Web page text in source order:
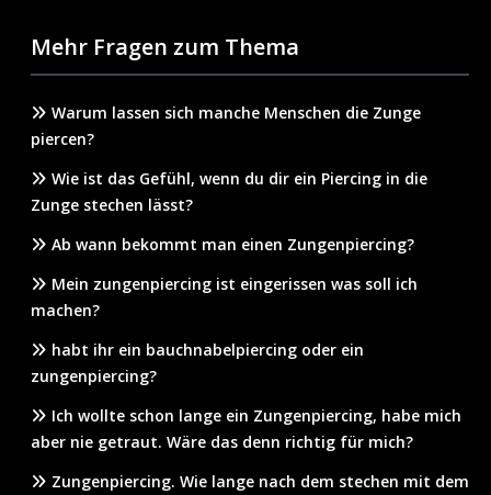
Mehr Fragen zum Thema
Warum lassen sich manche Menschen die Zunge
piercen?
Wie ist das Gefühl, wenn du dir ein Piercing in die
Zunge stechen lässt?
Ab wann bekommt man einen Zungenpiercing?
Mein zungenpiercing ist eingerissen was soll ich
machen?
habt ihr ein bauchnabelpiercing oder ein
zungenpiercing?
Ich wollte schon lange ein Zungenpiercing, habe mich
aber nie getraut. Wäre das denn richtig für mich?
Zungenpiercing. Wie lange nach dem stechen mit dem